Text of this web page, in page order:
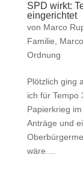
SPD wirkt:
eingerichtet
von Marco
Familie
Ordnung
Plötzlich ging
ich für Tempo
Papierkrieg
Anträge und
wäre....